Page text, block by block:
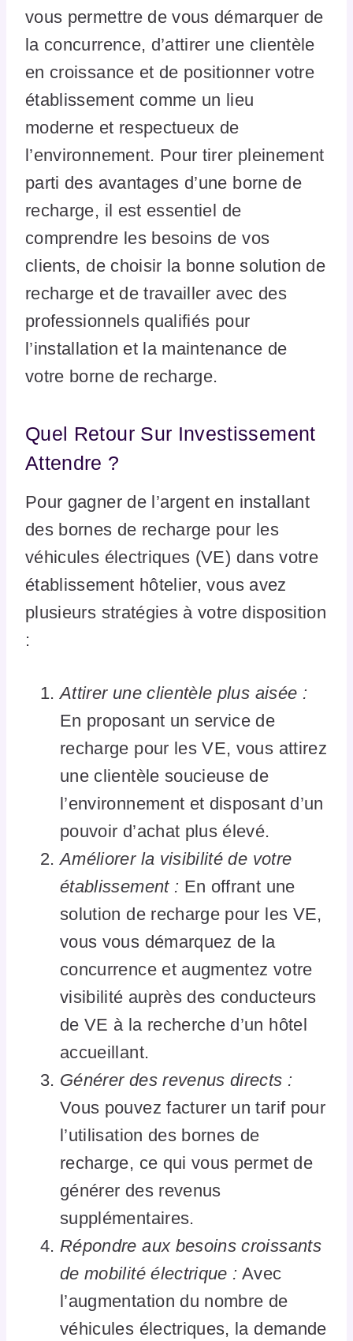
vous permettre de vous démarquer de
la concurrence, d’attirer une clientèle
en croissance et de positionner votre
établissement comme un lieu
moderne et respectueux de
l’environnement. Pour tirer pleinement
parti des avantages d’une borne de
recharge, il est essentiel de
comprendre les besoins de vos
clients, de choisir la bonne solution de
recharge et de travailler avec des
professionnels qualifiés pour
l’installation et la maintenance de
votre borne de recharge.
Quel Retour Sur Investissement
Attendre ?
Pour gagner de l’argent en installant
des bornes de recharge pour les
véhicules électriques (VE) dans votre
établissement hôtelier, vous avez
plusieurs stratégies à votre disposition
:
Attirer une clientèle plus aisée :
En proposant un service de
recharge pour les VE, vous attirez
une clientèle soucieuse de
l’environnement et disposant d’un
pouvoir d’achat plus élevé.
Améliorer la visibilité de votre
établissement : En offrant une
solution de recharge pour les VE,
vous vous démarquez de la
concurrence et augmentez votre
visibilité auprès des conducteurs
de VE à la recherche d’un hôtel
accueillant.
Générer des revenus directs :
Vous pouvez facturer un tarif pour
l’utilisation des bornes de
recharge, ce qui vous permet de
générer des revenus
supplémentaires.
Répondre aux besoins croissants
de mobilité électrique : Avec
l’augmentation du nombre de
véhicules électriques, la demande